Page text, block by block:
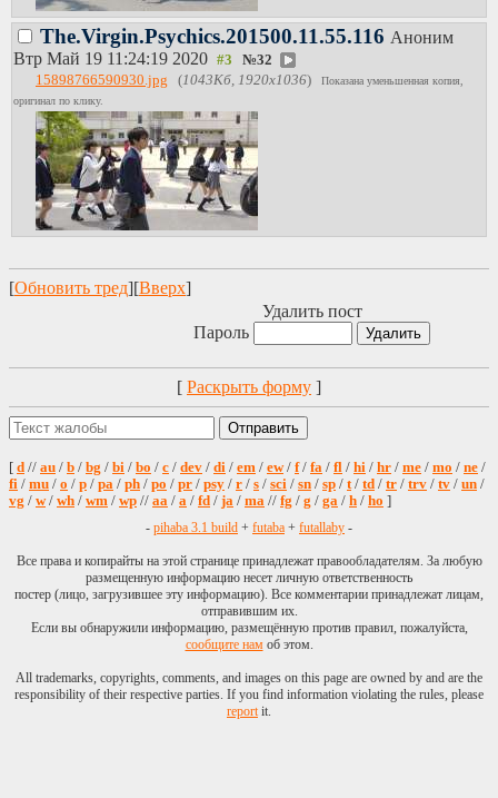
The.Virgin.Psychics.201500.11.55.116 Аноним
Втр Май 19 11:24:19 2020
№32
15898766590930.jpg (1043Кб, 1920x1036)
Показана уменьшенная копия,
оригинал по клику.
[Обновить тред][Вверх]
Удалить пост
Пароль
[ Раскрыть форму ]
[ d // au / b / bg / bi / bo / c / dev / di / em / ew/ f/ fa / fl / hi / hr / me / mo / ne /
fi / mu / o / p / pa / ph / po / pr / psy / r / s / sci / sn / sp / t/ td / tr / trv / tv / un /
vg / w/ wh / wm / wp // aa / a / fd / ja / ma // fg / g / ga / h / ho ]
- pihaba 3.1 build + futaba + futallaby -
Все права и копирайты на этой странице принадлежат правообладателям. За любую
размещенную информацию несет личную ответственность
постер (лицо, загрузившее эту информацию). Все комментарии принадлежат лицам,
отправившим их.
Если вы обнаружили информацию, размещённую против правил, пожалуйста,
сообщите намоб этом.
All trademarks, copyrights, comments, and images on this page are owned by and are the
responsibility of their respective parties. If you find information violating the rules, please
reportit.